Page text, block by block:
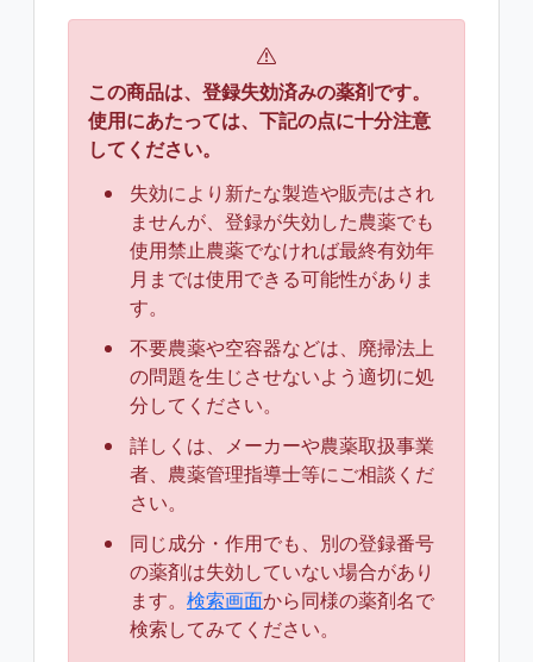
この商品は、登録失効済みの薬剤です。
使用にあたっては、下記の点に十分注意
してください。
失効により新たな製造や販売はされ
ませんが、登録が失効した農薬でも
使用禁止農薬でなければ最終有効年
月までは使用できる可能性がありま
す。
不要農薬や空容器などは、廃掃法上
の問題を生じさせないよう適切に処
分してください。
詳しくは、メーカーや農薬取扱事業
者、農薬管理指導士等にご相談くだ
さい。
同じ成分・作用でも、別の登録番号
の薬剤は失効していない場合があり
ます。 検索画面から同様の薬剤名で
検索してみてください。